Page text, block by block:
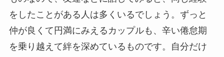
をしたことがある人は多くいるでしょう。ずっと
仲が良くて円満にみえるカップルも、辛い倦怠期
を乗り越えて絆を深めているものです。自分だけ